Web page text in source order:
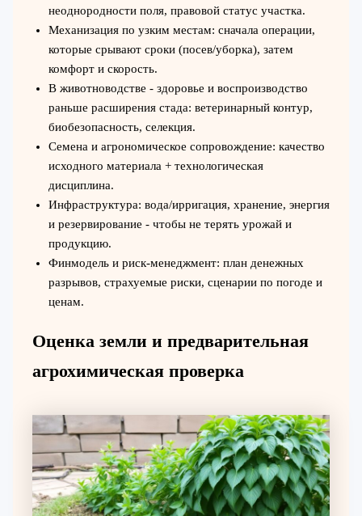
неоднородности поля, правовой статус участка.
Механизация по узким местам: сначала операции,
которые срывают сроки (посев/уборка), затем
комфорт и скорость.
В животноводстве - здоровье и воспроизводство
раньше расширения стада: ветеринарный контур,
биобезопасность, селекция.
Семена и агрономическое сопровождение: качество
исходного материала + технологическая
дисциплина.
Инфраструктура: вода/ирригация, хранение, энергия
и резервирование - чтобы не терять урожай и
продукцию.
Финмодель и риск-менеджмент: план денежных
разрывов, страхуемые риски, сценарии по погоде и
ценам.
Оценка земли и предварительная
агрохимическая проверка